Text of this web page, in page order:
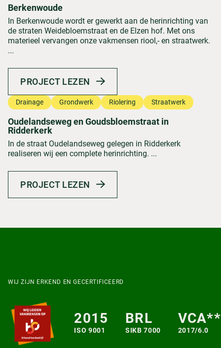
Berkenwoude
In Berkenwoude wordt er gewerkt aan de herinrichting van
de straten Weidebloemstraat en de Elzen hof. Met ons
materieel vervangen onze vakmensen riool,- en straatwerk.
...
PROJECT LEZEN
Drainage Grondwerk Riolering Straatwerk
Oudelandseweg en Goudsbloemstraat in
Ridderkerk
In de straat Oudelandseweg gelegen in Ridderkerk
realiseren wij een complete herinrichting. ...
PROJECT LEZEN
WIJ ZIJN ERKEND EN GECERTIFICEERD
2015
ISO 9001
BRL
SIKB 7000
VCA**
2017/6.0